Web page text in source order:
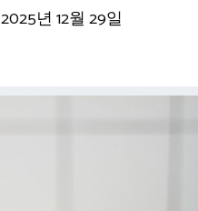
2025년 12월 29일